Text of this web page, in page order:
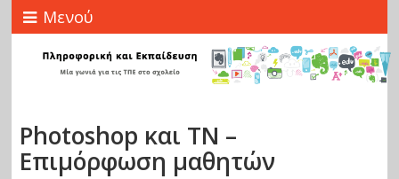
Μενού
Photoshop και ΤΝ –
Επιμόρφωση μαθητών